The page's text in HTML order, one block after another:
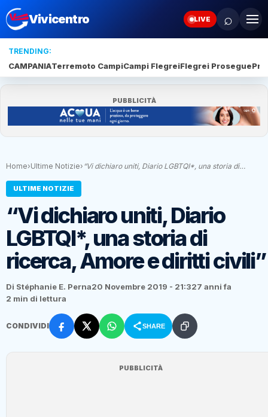
Vivicentro LIVE ⌕
TRENDING:
CAMPANIATerremoto CampiCampi FlegreiFlegrei Prosegue
PUBBLICITÀ
Home›Ultime Notizie› “Vi dichiaro uniti, Diario LGBTQI*, una storia di…
ULTIME NOTIZIE
“Vi dichiaro uniti, Diario
LGBTQI*, una storia di
ricerca, Amore e diritti civili”
Di Stéphanie E. Perna20 Novembre 2019 - 21:327 anni fa
2 min di lettura
CONDIVIDI SHARE
PUBBLICITÀ